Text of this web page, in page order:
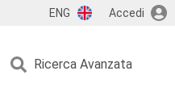
ENG Accedi
Ricerca Avanzata